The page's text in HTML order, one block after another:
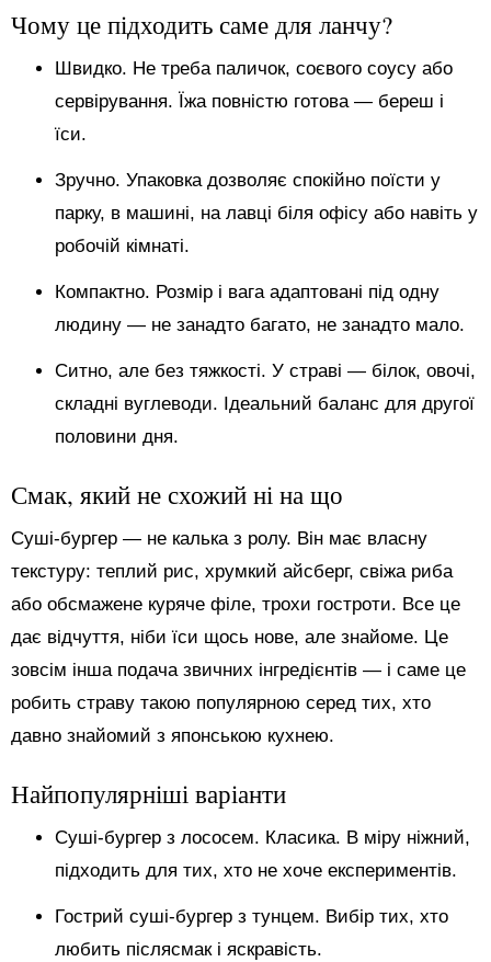
Чому це підходить саме для ланчу?
Швидко. Не треба паличок, соєвого соусу або
сервірування. Їжа повністю готова — береш і
їси.
Зручно. Упаковка дозволяє спокійно поїсти у
парку, в машині, на лавці біля офісу або навіть у
робочій кімнаті.
Компактно. Розмір і вага адаптовані під одну
людину — не занадто багато, не занадто мало.
Ситно, але без тяжкості. У страві — білок, овочі,
складні вуглеводи. Ідеальний баланс для другої
половини дня.
Смак, який не схожий ні на що
Суші-бургер — не калька з ролу. Він має власну
текстуру: теплий рис, хрумкий айсберг, свіжа риба
або обсмажене куряче філе, трохи гостроти. Все це
дає відчуття, ніби їси щось нове, але знайоме. Це
зовсім інша подача звичних інгредієнтів — і саме це
робить страву такою популярною серед тих, хто
давно знайомий з японською кухнею.
Найпопулярніші варіанти
Суші-бургер з лососем. Класика. В міру ніжний,
підходить для тих, хто не хоче експериментів.
Гострий суші-бургер з тунцем. Вибір тих, хто
любить післясмак і яскравість.